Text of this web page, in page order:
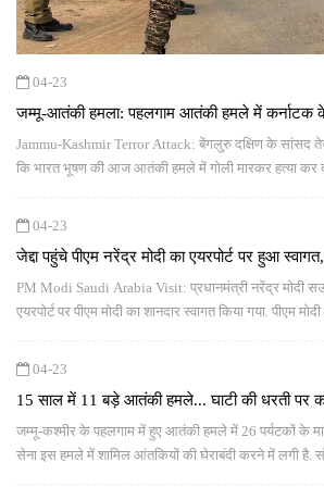
04-23
जम्‍मू-आतंकी हमला: पहलगाम आतंकी हमले में कर्नाटक के
Jammu-Kashmir Terror Attack: बेंगलुरु दक्षिण के सांसद
कि भारत भूषण की आज आतंकी हमले में गोली मारकर हत्या कर
04-23
जेद्दा पहुंचे पीएम नरेंद्र मोदी का एयरपोर्ट पर हुआ
आज करेंगे मुलाकात
PM Modi Saudi Arabia Visit: प्रधानमंत्री नरेंद्र मोदी
एयरपोर्ट पर पीएम मोदी का शानदार स्‍वागत किया गया. पीएम
04-23
15 साल में 11 बड़े आतंकी हमले... घाटी की धरती पर
पढ़ें पूरी टाइमलाइन
जम्मू-कश्मीर के पहलगाम में हुए आतंकी हमले में 26 पर्यटकों के
सेना इस हमले में शामिल आंतकियों की घेराबंदी करने में लगी है.